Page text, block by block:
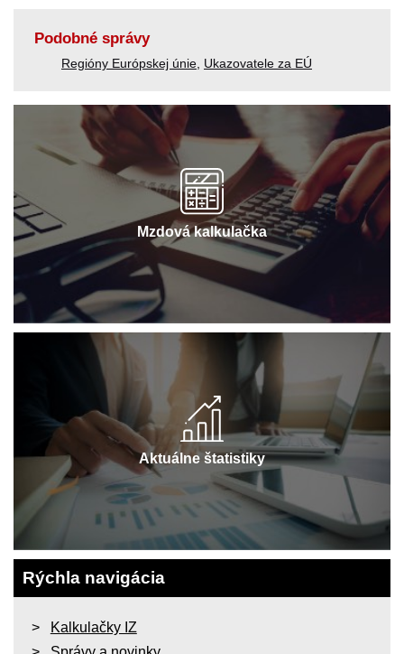
Podobné správy
Regióny Európskej únie Ukazovatele za EÚ
Mzdová kalkulačka
Aktuálne štatistiky
Rýchla navigácia
Kalkulačky IZ